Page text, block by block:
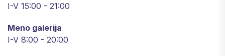
I-V 15:00 - 21:00
Meno galerija
I-V 8:00 - 20:00